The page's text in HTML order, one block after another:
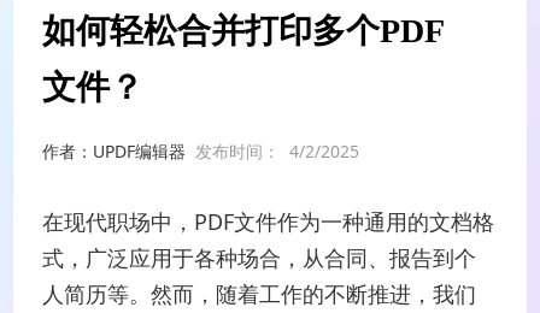
如何轻松合并打印多个PDF
文件？
作者：UPDF编辑器 发布时间： 4/2/2025
在现代职场中，PDF文件作为一种通用的文档格
式，广泛应用于各种场合，从合同、报告到个
人简历等。然而，随着工作的不断推进，我们